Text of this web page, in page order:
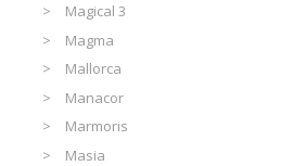
Magical 3
Magma
Mallorca
Manacor
Marmoris
Masia